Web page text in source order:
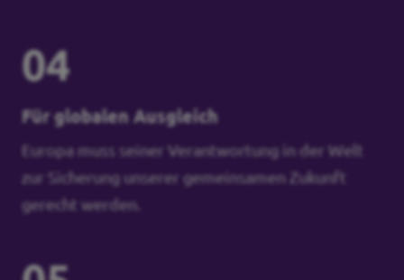
04
Für globalen Ausgleich
Europa muss seiner Verantwortung in der Welt
zur Sicherung unserer gemeinsamen Zukunft
gerecht werden.